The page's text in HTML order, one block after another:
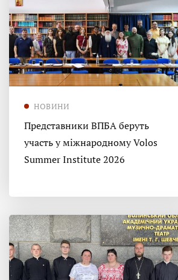
НОВИНИ
Представники ВПБА беруть
участь у міжнародному Volos
Summer Institute 2026